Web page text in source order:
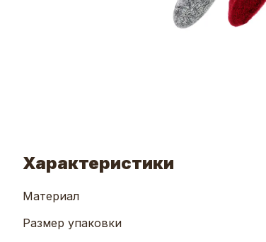
Характеристики
Материал
Размер упаковки